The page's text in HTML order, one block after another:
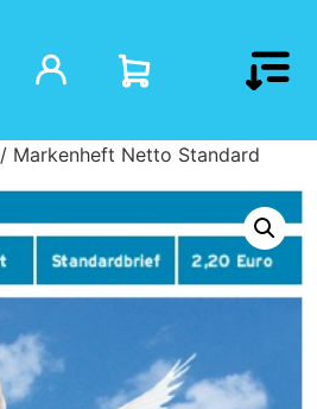
/ Markenheft Netto Standard